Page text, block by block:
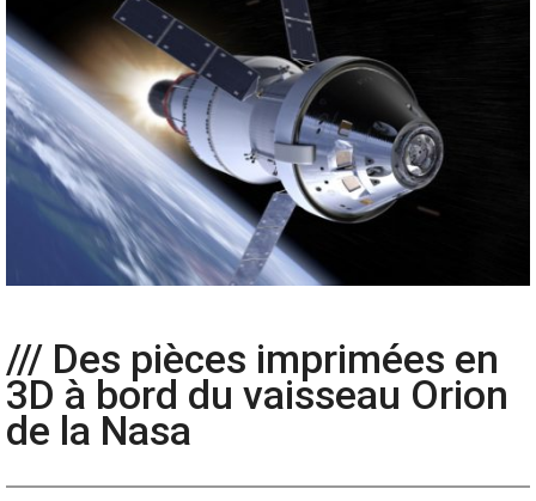
/// Des pièces imprimées en
3D à bord du vaisseau Orion
de la Nasa